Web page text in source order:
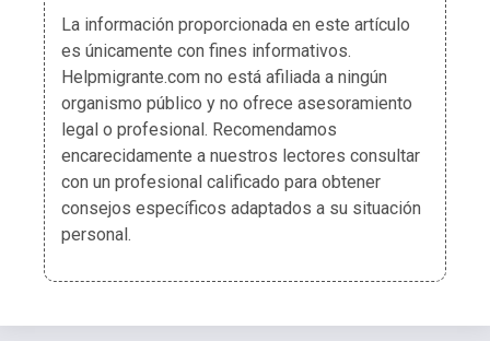
La información proporcionada en este artículo
es únicamente con fines informativos.
Helpmigrante.com no está afiliada a ningún
organismo público y no ofrece asesoramiento
legal o profesional. Recomendamos
encarecidamente a nuestros lectores consultar
con un profesional calificado para obtener
consejos específicos adaptados a su situación
personal.